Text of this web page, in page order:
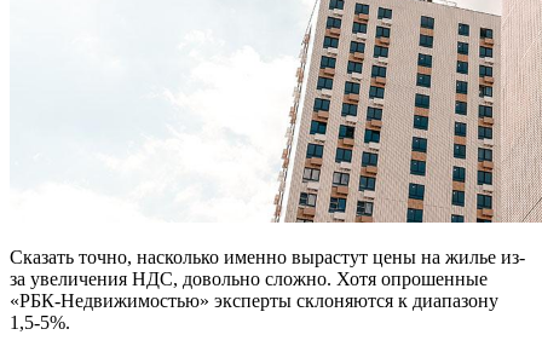
Сказать точно, насколько именно вырастут цены на жилье из-
за увеличения НДС, довольно сложно. Хотя опрошенные
«РБК-Недвижимостью» эксперты склоняются к диапазону
1,5-5%.